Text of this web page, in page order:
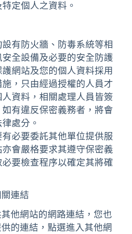
定個人之資料。
有防火牆、防毒系統等相
安全設備及必要的安全防護
網站及您的個人資料採用
，只由經過授權的人員才
資料，相關處理人員皆簽
有違反保密義務者，將會
處分。
必要委託其他單位提供服
會嚴格要求其遵守保密義
要檢查程序以確定其將確
連結
他網站的網路連結，您也
的連結，點選進入其他網